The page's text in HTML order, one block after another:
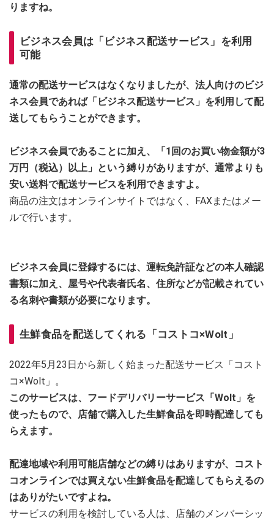
りますね。
ビジネス会員は「ビジネス配送サービス」を利用
可能
通常の配送サービスはなくなりましたが、法人向けのビジ
ネス会員であれば「ビジネス配送サービス」を利用して配
送してもらうことができます。
ビジネス会員であることに加え、「1回のお買い物金額が3
万円（税込）以上」という縛りがありますが、通常よりも
安い送料で配送サービスを利用できますよ。
商品の注文はオンラインサイトではなく、FAXまたはメー
ルで行います。
ビジネス会員に登録するには、運転免許証などの本人確認
書類に加え、屋号や代表者氏名、住所などが記載されてい
る名刺や書類が必要になります。
生鮮食品を配送してくれる「コストコ×Wolt」
2022年5月23日から新しく始まった配送サービス「コスト
コ×Wolt」。
このサービスは、フードデリバリーサービス「Wolt」を
使ったもので、店舗で購入した生鮮食品を即時配達しても
らえます。
配達地域や利用可能店舗などの縛りはありますが、コスト
コオンラインでは買えない生鮮食品を配達してもらえるの
はありがたいですよね。
サービスの利用を検討している人は、店舗のメンバーシッ